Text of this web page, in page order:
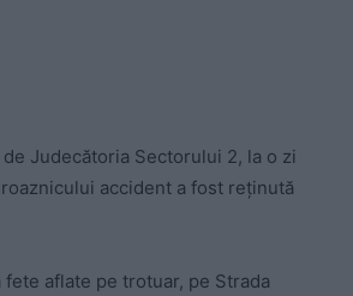
Judecătoria Sectorului 2, la o zi
accident a fost reținută
fete aflate pe trotuar, pe Strada